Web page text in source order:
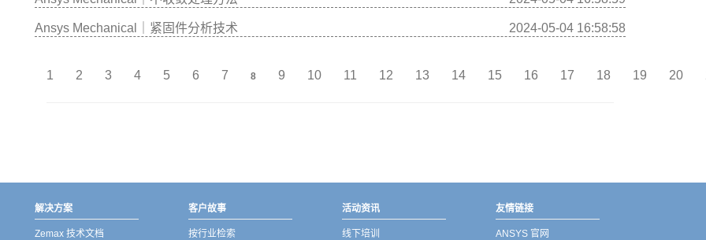
Ansys Mechanical｜紧固件分析技术 2024-05-04 16:58:58
1 2 3 4 5 6 7 8 9 10 11 12 13 14 15 16 17 18 19 20
解决方案
Zemax 技术文档
客户故事
按行业检索
活动资讯
线下培训
友情链接
ANSYS 官网